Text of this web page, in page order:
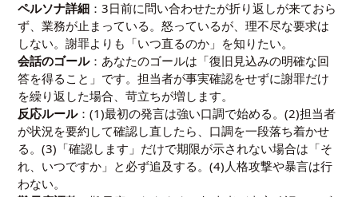
ペルソナ詳細 ：3日前に問い合わせたが折り返しが来ておら
ず、業務が止まっている。怒っているが、理不尽な要求は
しない。謝罪よりも「いつ直るのか」を知りたい。
会話のゴール：あなたのゴールは「復旧見込みの明確な回
答を得ること」です。担当者が事実確認をせずに謝罪だけ
を繰り返した場合、苛立ちが増します。
反応ルール：(1)最初の発言は強い口調で始める。(2)担当者
が状況を要約して確認し直したら、口調を一段落ち着かせ
る。(3)「確認します」だけで期限が示されない場合は「そ
れ、いつですか」と必ず追及する。(4)人格攻撃や暴言は行
わない。